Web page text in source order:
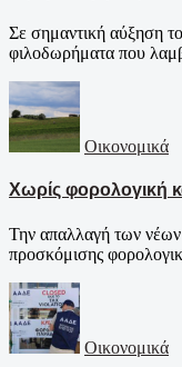
Σε σημαντική αύξηση
φιλοδωρήματα που
Οικονομικά
Χωρίς φορολογική
Την απαλλαγή των
προσκόμισης
Οικονομικά